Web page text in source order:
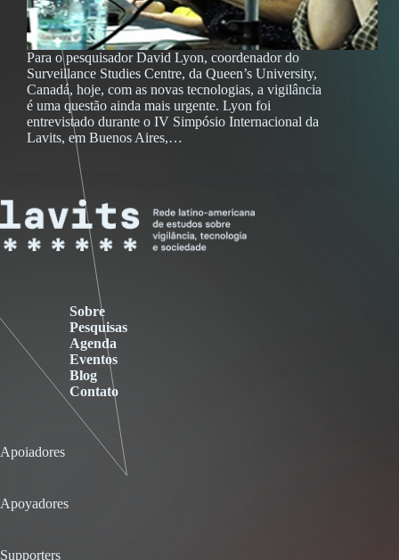
Para o pesquisador David Lyon, coordenador do
Surveillance Studies Centre, da Queen’s University,
Canadá, hoje, com as novas tecnologias, a vigilância
é uma questão ainda mais urgente. Lyon foi
entrevistado durante o IV Simpósio Internacional da
Lavits, em Buenos Aires,…
Sobre
Pesquisas
Agenda
Eventos
Blog
Contato
Apoiadores
Apoyadores
Supporters